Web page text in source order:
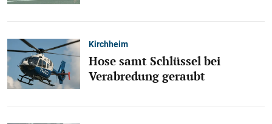
Kirchheim
Hose samt Schlüssel bei
Verabredung geraubt